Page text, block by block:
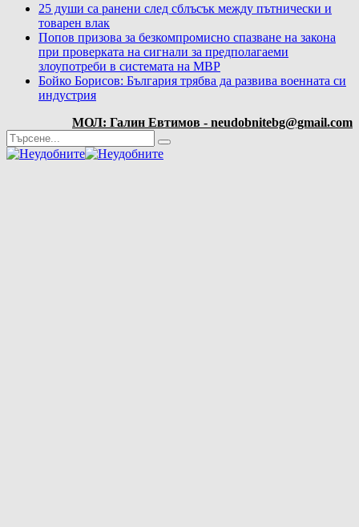
25 души са ранени след сблъсък между пътнически и
товарен влак
Попов призова за безкомпромисно спазване на закона
при проверката на сигнали за предполагаеми
злоупотреби в системата на МВР
Бойко Борисов: България трябва да развива военната си
индустрия
МОЛ: Галин Евтимов - neudobnitebg@gmail.com